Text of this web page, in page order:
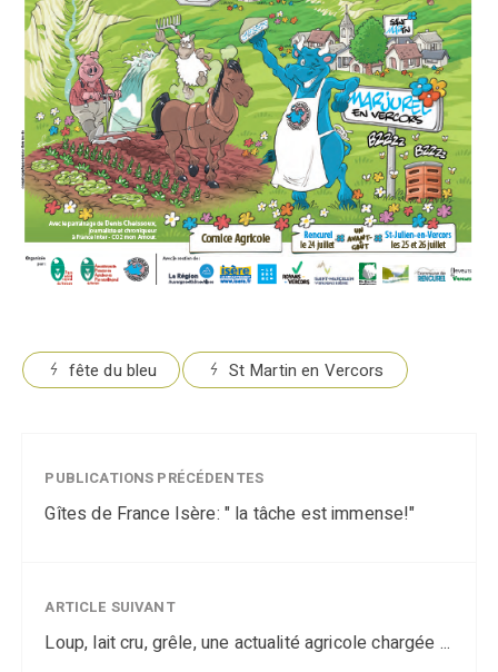
fête du bleu St Martin en Vercors
PUBLICATIONS PRÉCÉDENTES
Gîtes de France Isère: " la tâche est immense!"
ARTICLE SUIVANT
Loup, lait cru, grêle, une actualité agricole chargée ...